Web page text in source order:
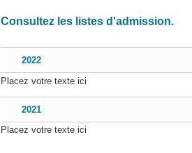
Consultez les listes d'admission.
2022
Placez votre texte ici
2021
Placez votre texte ici